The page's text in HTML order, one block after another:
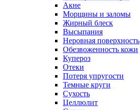
Акне
Морщины и заломы
Жирный блеск
Высыпания
Неровная поверхность
Обезвоженность кожи
Купероз
Отеки
Потеря упругости
Темные круги
Сухость
Целлюлит